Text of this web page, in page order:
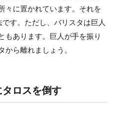
々に置かれています。それを
す。ただし、バリスタは巨人
もあります。巨人が手を振り
から離れましょう。
ロスを倒す